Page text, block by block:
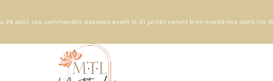
août. Les commandes passées avant le 21 juillet seront bien expédiées dans les